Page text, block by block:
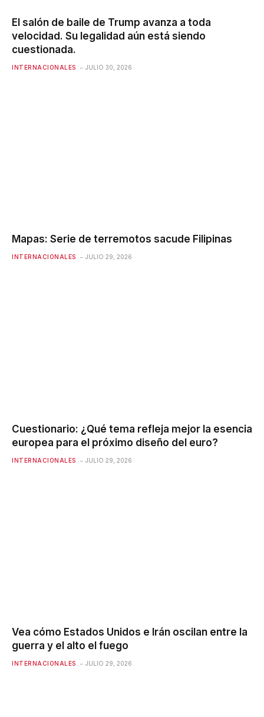
El salón de baile de Trump avanza a toda
velocidad. Su legalidad aún está siendo
cuestionada.
INTERNACIONALES JULIO 30, 2026
Mapas: Serie de terremotos sacude Filipinas
INTERNACIONALES JULIO 29, 2026
Cuestionario: ¿Qué tema refleja mejor la esencia
europea para el próximo diseño del euro?
INTERNACIONALES JULIO 29, 2026
Vea cómo Estados Unidos e Irán oscilan entre la
guerra y el alto el fuego
INTERNACIONALES JULIO 29, 2026